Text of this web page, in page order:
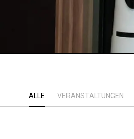
ALLE VERANSTALTUNGEN